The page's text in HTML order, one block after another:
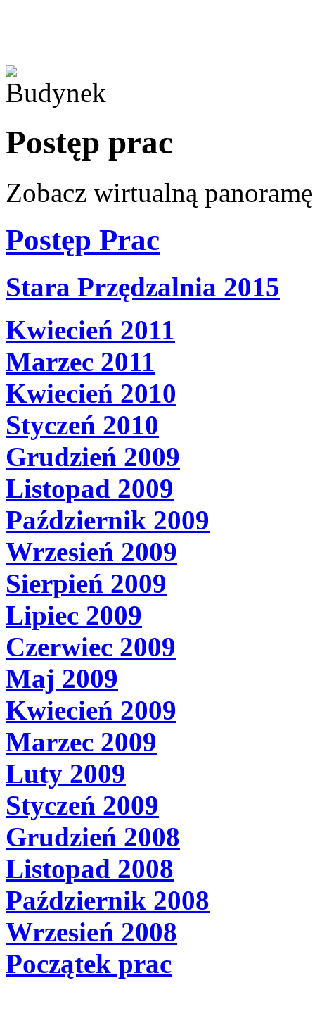
Postęp prac
Zobacz wirtualną
Postęp Prac
Stara Przędzalnia 2015
Kwiecień 2011
Marzec 2011
Kwiecień 2010
Styczeń 2010
Grudzień 2009
Listopad 2009
Październik 2009
Wrzesień 2009
Sierpień 2009
Lipiec 2009
Czerwiec 2009
Maj 2009
Kwiecień 2009
Marzec 2009
Luty 2009
Styczeń 2009
Grudzień 2008
Listopad 2008
Październik 2008
Wrzesień 2008
Początek prac